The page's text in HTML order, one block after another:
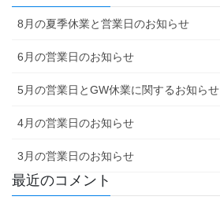
8月の夏季休業と営業日のお知らせ
6月の営業日のお知らせ
5月の営業日とGW休業に関するお知らせ
4月の営業日のお知らせ
3月の営業日のお知らせ
最近のコメント